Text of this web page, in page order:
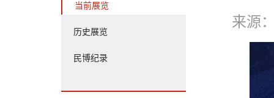
当前展览
历史展览
民博纪录
来源